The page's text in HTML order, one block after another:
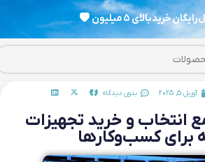
خرید بالای 5 میلیون 💗
آوریل 5, 2025 بدون دیدگاه
انتخاب و خرید تجهیزات
برای کسب‌وکارها